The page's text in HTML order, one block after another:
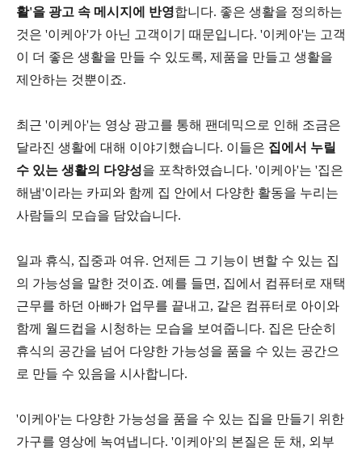
활'을 광고 속 메시지에 반영합니다. 좋은 생활을 정의하는
것은 '이케아'가 아닌 고객이기 때문입니다. '이케아'는 고객
이 더 좋은 생활을 만들 수 있도록, 제품을 만들고 생활을
제안하는 것뿐이죠.
최근 '이케아'는 영상 광고를 통해 팬데믹으로 인해 조금은
달라진 생활에 대해 이야기했습니다. 이들은 집에서 누릴
수 있는 생활의 다양성을 포착하였습니다. '이케아'는 '집은
해냄'이라는 카피와 함께 집 안에서 다양한 활동을 누리는
사람들의 모습을 담았습니다.
일과 휴식, 집중과 여유. 언제든 그 기능이 변할 수 있는 집
의 가능성을 말한 것이죠. 예를 들면, 집에서 컴퓨터로 재택
근무를 하던 아빠가 업무를 끝내고, 같은 컴퓨터로 아이와
함께 월드컵을 시청하는 모습을 보여줍니다. 집은 단순히
휴식의 공간을 넘어 다양한 가능성을 품을 수 있는 공간으
로 만들 수 있음을 시사합니다.
'이케아'는 다양한 가능성을 품을 수 있는 집을 만들기 위한
가구를 영상에 녹여냅니다. '이케아'의 본질은 둔 채, 외부